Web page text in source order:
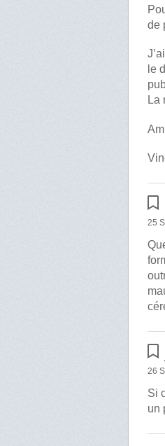
de
le
La
25
26
Si
un